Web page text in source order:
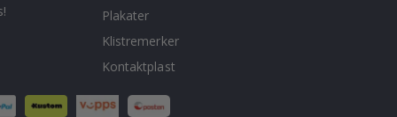
Plakater
Klistremerker
Kontaktplast